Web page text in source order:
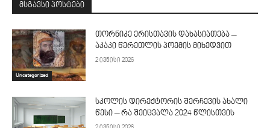
მსგავსი პოსტები
Uncategorized
თორნიკე ერისთავის დახასიათება –
აკაკი წერეთლის პოემის მიხედვით
2 ივნისი 2026
სკოლის დირექტორის შერჩევის ახალი
წესი – რა შეიცვალა 2024 წლისთვის